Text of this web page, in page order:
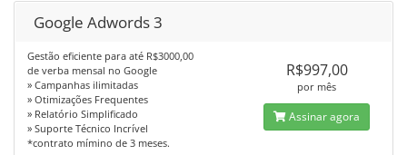
Google Adwords 3
Gestão eficiente para até R$3000,00
de verba mensal no Google
» Campanhas ilimitadas
» Otimizações Frequentes
» Relatório Simplificado
» Suporte Técnico Incrível
*contrato mímino de 3 meses.
R$997,00
por mês
Assinar agora